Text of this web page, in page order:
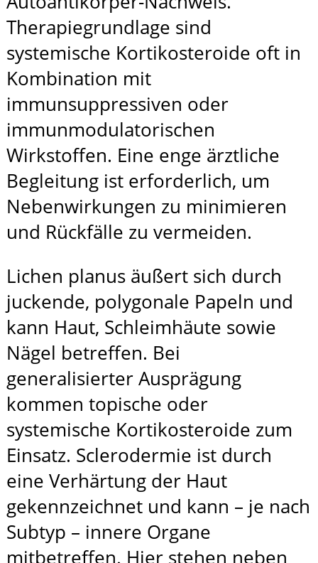
Therapiegrundlage sind
systemische Kortikosteroide oft in
Kombination mit
immunsuppressiven oder
immunmodulatorischen
Wirkstoffen. Eine enge ärztliche
Begleitung ist erforderlich, um
Nebenwirkungen zu minimieren
und Rückfälle zu vermeiden.
Lichen planus äußert sich durch
juckende, polygonale Papeln und
kann Haut, Schleimhäute sowie
Nägel betreffen. Bei
generalisierter Ausprägung
kommen topische oder
systemische Kortikosteroide zum
Einsatz. Sclerodermie ist durch
eine Verhärtung der Haut
gekennzeichnet und kann – je nach
Subtyp – innere Organe
mitbetreffen. Hier stehen neben